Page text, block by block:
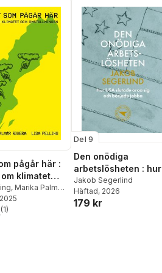
pågår här :
klimatet
, Marika Palmér
stjärnor. Totalt antal röster:
(1)
Del 9
Den onödiga
arbetslösheten : hur
USA slutade oroa sig
och började jobba
Jakob Segerlind
Häftad, 2026
179 kr